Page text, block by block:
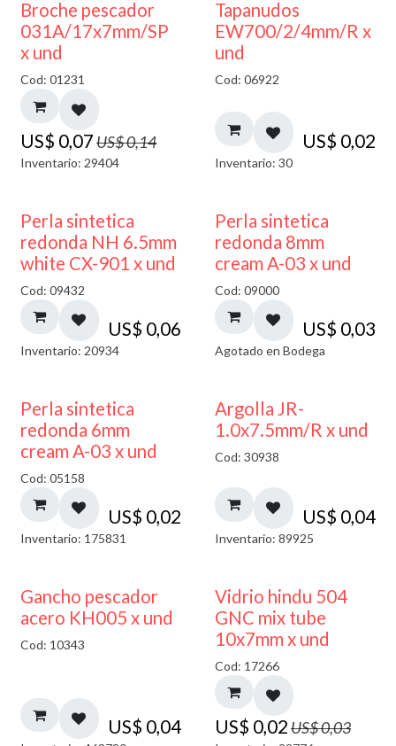
50% DESCUENTO
Broche pescador
031A/17x7mm/SP
x und
Cod: 01231
US$ 0,07US$0,14
Inventario: 29404
Tapanudos
EW700/2/4mm/R x
und
Cod: 06922
US$ 0,02
Inventario: 30
Perla sintetica
redonda NH 6.5mm
white CX-901 x und
Cod: 09432
US$ 0,06
Inventario: 20934
AGOTADO
Perla sintetica
redonda 8mm
cream A-03 x und
Cod: 09000
US$ 0,03
Agotado en Bodega
Perla sintetica
redonda 6mm
cream A-03 x und
Cod: 05158
US$ 0,02
Inventario: 175831
Argolla JR-
1.0x7.5mm/R x und
Cod: 30938
US$ 0,04
Inventario: 89925
Gancho pescador
acero KH005 x und
Cod: 10343
US$ 0,04
40% DESCUENTO
Vidrio hindu 504
GNC mix tube
10x7mm x und
Cod: 17266
US$ 0,02US$0,03